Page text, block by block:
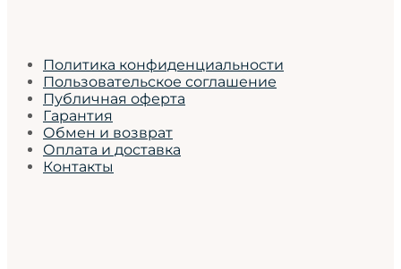
Политика конфиденциальности
Пользовательское соглашение
Публичная оферта
Гарантия
Обмен и возврат
Оплата и доставка
Контакты